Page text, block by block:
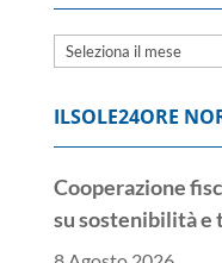
Archivi
ILSOLE24ORE
Cooperazione
su sostenibilità e